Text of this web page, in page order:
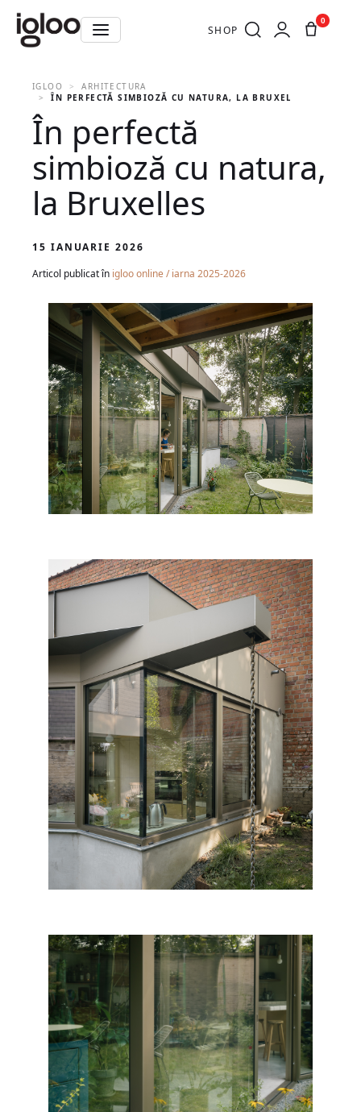
SHOP
0
IGLOO
ARHITECTURA
ÎN PERFECTĂ SIMBIOZĂ CU NATURA, LA BRUXELLES
În perfectă
simbioză cu natura,
la Bruxelles
15 IANUARIE 2026
Articol publicat în igloo online / iarna 2025-2026